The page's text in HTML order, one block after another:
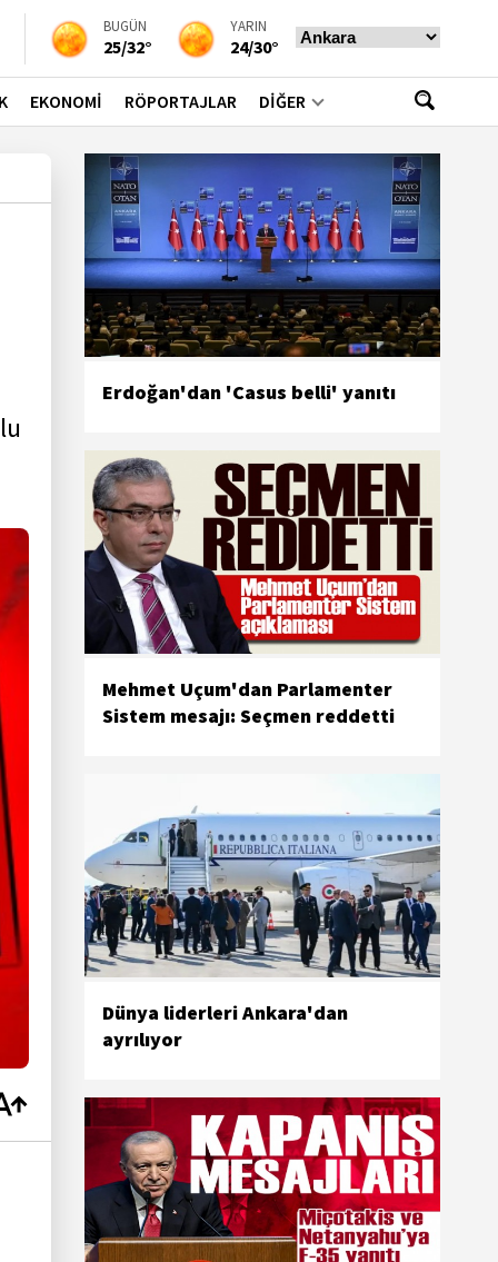
BUGÜN
25/32°
YARIN
24/30°
EKONOMİ RÖPORTAJLAR DİĞER
Erdoğan'dan 'Casus belli' yanıtı
Mehmet Uçum'dan Parlamenter
Sistem mesajı: Seçmen reddetti
Dünya liderleri Ankara'dan
ayrılıyor